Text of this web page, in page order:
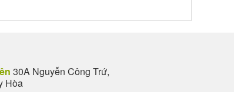
30A Nguyễn Công Trứ,
Hòa